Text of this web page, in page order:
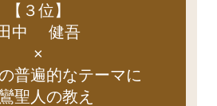
【３位】
中 健吾
×
普遍的なテーマに
聖人の教え